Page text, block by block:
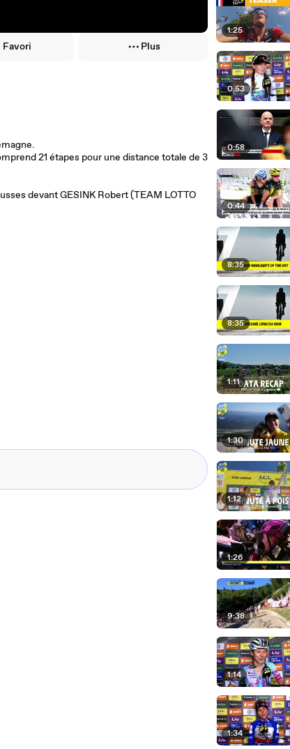
Favori Plus
21 étapes pour une distance totale de 3
devant GESINK Robert (TEAM LOTTO
1:25
0:53
0:58
0:44
8:35
8:35
1:11
1:30
1:12
1:26
9:38
1:14
1:34